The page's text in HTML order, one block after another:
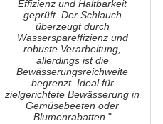
Effizienz und Haltbarkeit
geprüft. Der Schlauch
überzeugt durch
Wasserspareffizienz und
robuste Verarbeitung,
allerdings ist die
Bewässerungsreichweite
begrenzt. Ideal für
zielgerichtete Bewässerung in
Gemüsebeeten oder
Blumenrabatten."